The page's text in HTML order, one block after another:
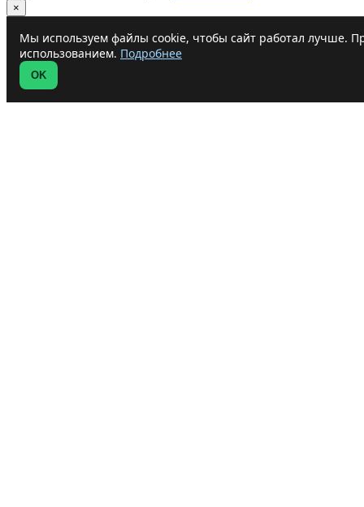
×
Мы используем файлы cookie, чтобы сайт работал лучше.
использованием. Подробнее
OK